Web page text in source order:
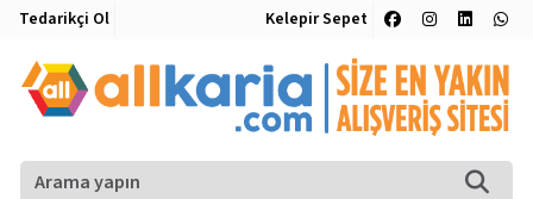
Tedarikçi Ol Kelepir Sepet